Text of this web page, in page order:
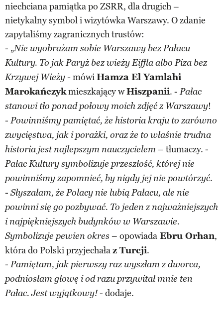
niechciana pamiątka po ZSRR, dla drugich –
nietykalny symbol i wizytówka Warszawy. O zdanie
zapytaliśmy zagranicznych trustów:
- „Nie wyobrażam sobie Warszawy bez Pałacu
Kultury. To jak Paryż bez wieży Eiffla albo Piza bez
Krzywej Wieży - mówiHamza El Yamlahi
Marokańczykmieszkający wHiszpanii. - Pałac
stanowi tło ponad połowy moich zdjęć z Warszawy!
- Powinniśmy pamiętać, że historia kraju to zarówno
zwycięstwa, jak i porażki, oraz że to właśnie trudna
historia jest najlepszym nauczycielem – tłumaczy. -
Pałac Kultury symbolizuje przeszłość, której nie
powinniśmy zapomnieć, by nigdy jej nie powtórzyć.
- Słyszałam, że Polacy nie lubią Pałacu, ale nie
powinni się go pozbywać. To jeden z najważniejszych
i najpiękniejszych budynków w Warszawie.
Symbolizuje pewien okres– opowiada Ebru Orhan,
która do Polski przyjechałaz Turcji.
- Pamiętam, jak pierwszy raz wyszłam z dworca,
podniosłam głowę i od razu przywitał mnie ten
Pałac. Jest wyjątkowy!- dodaje.